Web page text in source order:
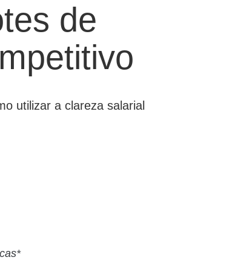
de
utilizar a clareza salarial